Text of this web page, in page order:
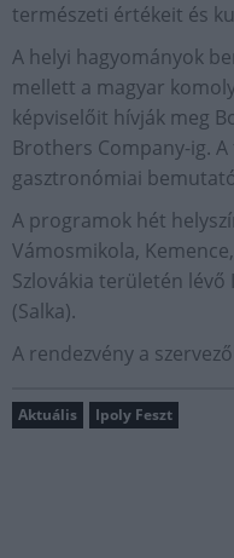
természeti értékeit és
A helyi hagyományok
mellett a magyar
képviselőit hívják meg
Brothers Company-ig.
gasztronómiai
A programok hét
Vámosmikola,
Szlovákia területén lévő
(Salka).
A rendezvény a
Aktuális Ipoly Feszt